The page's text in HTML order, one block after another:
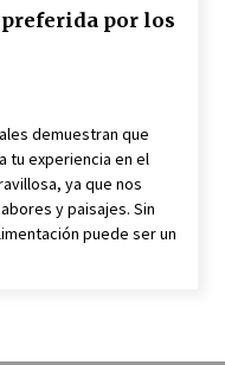
Vegano
por los
demuestran que
tu experiencia en el
ya que nos
y paisajes. Sin
puede ser un